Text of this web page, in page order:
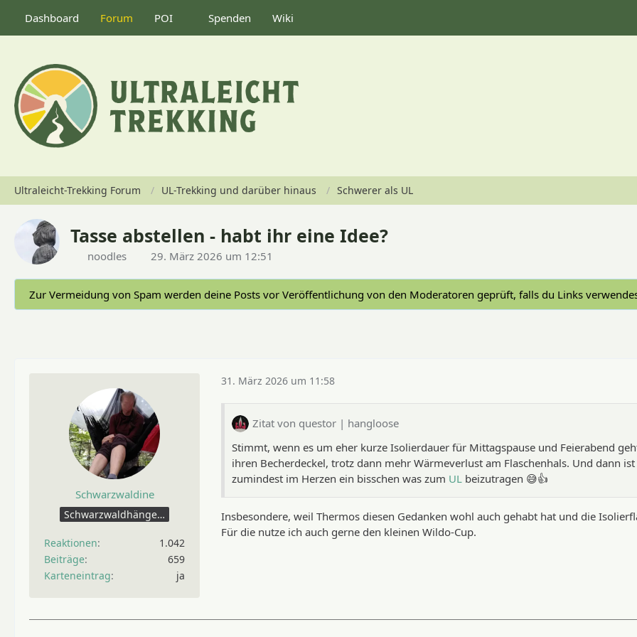
Dashboard Forum POI Spenden Wiki
Ultraleicht-Trekking Forum UL-Trekking und darüber hinaus Schwerer als UL
Tasse abstellen - habt ihr eine Idee?
noodles 29. März 2026 um 12:51
Zur Vermeidung von Spam werden deine Posts vor Veröffentlichung von den Moderatoren geprüft, falls du Links
Schwarzwaldine
Schwarzwaldhängerin
Reaktionen
1.042
Beiträge
659
Karteneintrag
ja
31. März 2026 um 11:58
Zitat von questor | hangloose
Stimmt, wenn es um eher kurze Isolierdauer für Mittagspause und Feierabend
ihren Becherdeckel, trotz dann mehr Wärmeverlust am Flaschenhals. Und dann
zumindest im Herzen ein bisschen was zum UL beizutragen 😅👍
Insbesondere, weil Thermos diesen Gedanken wohl auch gehabt hat und die
Für die nutze ich auch gerne den kleinen Wildo-Cup.